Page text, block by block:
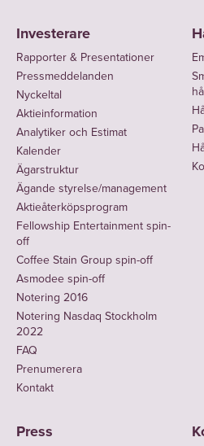
Investerare
Rapporter & Presentationer
Pressmeddelanden
Nyckeltal
Aktieinformation
Analytiker och Estimat
Kalender
Ägarstruktur
Ägande styrelse/management
Aktieåterköpsprogram
Fellowship Entertainment spin-
off
Coffee Stain Group spin-off
Asmodee spin-off
Notering 2016
Notering Nasdaq Stockholm
2022
FAQ
Prenumerera
Kontakt
Press